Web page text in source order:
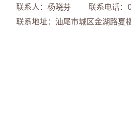
联系人：杨晓芬 联系电话：
联系地址：汕尾市城区金湖路夏